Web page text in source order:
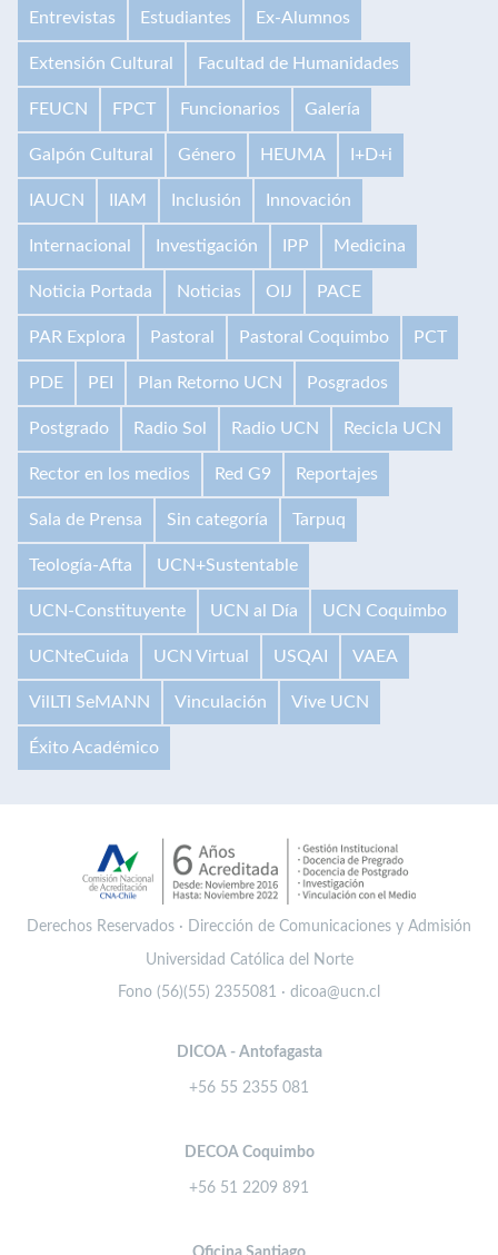
Entrevistas Estudiantes Ex-Alumnos
Extensión Cultural Facultad de Humanidades
FEUCN FPCT Funcionarios Galería
Galpón Cultural Género HEUMA I+D+i
IAUCN IIAM Inclusión Innovación
Internacional Investigación IPP Medicina
Noticia Portada Noticias OIJ PACE
PAR Explora Pastoral Pastoral Coquimbo PCT
PDE PEI Plan Retorno UCN Posgrados
Postgrado Radio Sol Radio UCN Recicla UCN
Rector en los medios Red G9 Reportajes
Sala de Prensa Sin categoría Tarpuq
Teología-Afta UCN+Sustentable
UCN-Constituyente UCN al Día UCN Coquimbo
UCNteCuida UCN Virtual USQAI VAEA
VilLTI SeMANN Vinculación Vive UCN
Éxito Académico
Derechos Reservados · Dirección de Comunicaciones y Admisión
Universidad Católica del Norte
Fono (56)(55) 2355081 · dicoa@ucn.cl
DICOA - Antofagasta
+56 55 2355 081
DECOA Coquimbo
+56 51 2209 891